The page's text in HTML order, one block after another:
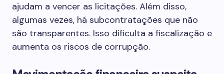
ajudam a vencer as licitações. Além disso,
algumas vezes, há subcontratações que não
são transparentes. Isso dificulta a fiscalização e
aumenta os riscos de corrupção.